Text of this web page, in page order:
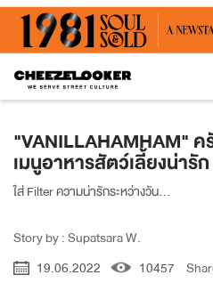
"VANILLAHAMHAM"
เมนูอาหารสัตว์เลี้ยงน่ารัก
ใส่ Filter ความน่ารักระหว่างวัน...
Story by : Supatsara W.
19.06.2022
10457